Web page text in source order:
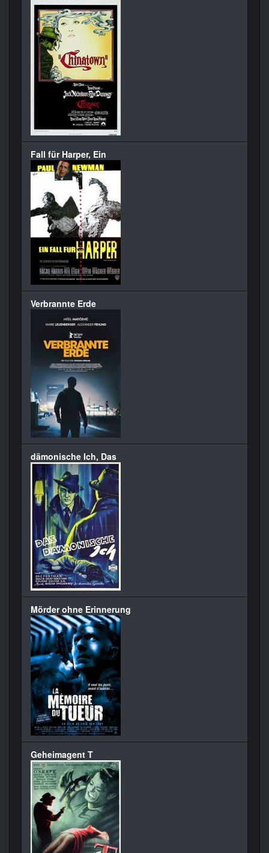
Fall für Harper, Ein
Verbrannte Erde
dämonische Ich, Das
Mörder ohne Erinnerung
Geheimagent T